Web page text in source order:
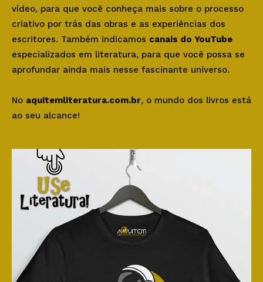
vídeo, para que você conheça mais sobre o processo
criativo por trás das obras e as experiências dos
escritores. Também indicamos canais do YouTube
especializados em literatura, para que você possa se
aprofundar ainda mais nesse fascinante universo.
No aquitemliteratura.com.br, o mundo dos livros está
ao seu alcance!